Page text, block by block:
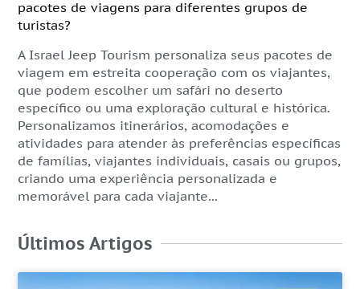
pacotes de viagens para diferentes grupos de
turistas?
A Israel Jeep Tourism personaliza seus pacotes de
viagem em estreita cooperação com os viajantes,
que podem escolher um safári no deserto
específico ou uma exploração cultural e histórica.
Personalizamos itinerários, acomodações e
atividades para atender às preferências específicas
de famílias, viajantes individuais, casais ou grupos,
criando uma experiência personalizada e
memorável para cada viajante...
Últimos Artigos